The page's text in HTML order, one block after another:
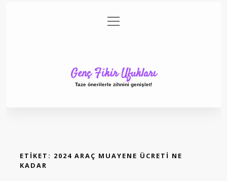
Gizlilik Politikası
menüyü
aç
Genç Fikir Ufukları
Taze önerilerle zihnini genişlet!
ETIKET: 2024 ARAÇ MUAYENE ÜCRETI NE
KADAR